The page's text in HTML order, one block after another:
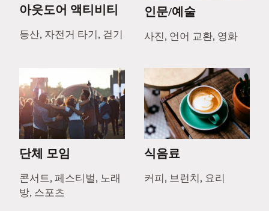
아웃도어 액티비티
등산, 자전거 타기, 걷기
인문/예술
사진, 언어 교환, 영화
단체 모임
콘서트, 페스티벌, 노래
방, 스포츠
식음료
커피, 브런치, 요리